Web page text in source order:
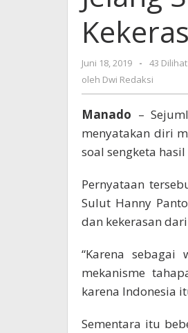
Juni 18, 2019
oleh
Dwi
-
43 Dilihat
oleh Dwi Redaksi
Manado –
menyatakan diri
soal sengketa
Pernyataan
Sulut Hanny
dan kekerasan
“Karena
mekanisme
karena Indonesia
Sementara itu